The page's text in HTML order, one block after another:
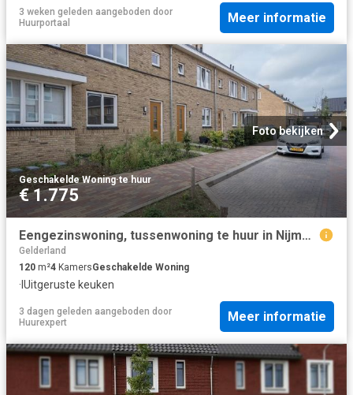
3 weken geleden aangeboden door
Huurportaal
Meer informatie
Foto bekijken
Geschakelde Woning·te huur
€ 1.775
Eengezinswoning, tussenwoning te huur in Nijmegen
Gelderland
120 m²4 KamersGeschakelde Woning
· IUitgeruste keuken
3 dagen geleden aangeboden door
Huurexpert
Meer informatie